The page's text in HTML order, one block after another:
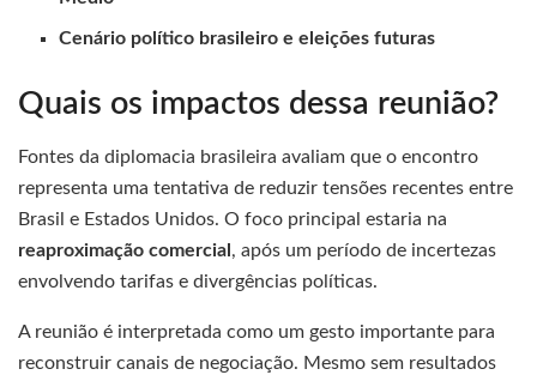
Cenário político brasileiro e eleições futuras
Quais os impactos dessa reunião?
Fontes da diplomacia brasileira avaliam que o encontro
representa uma tentativa de reduzir tensões recentes entre
Brasil e Estados Unidos. O foco principal estaria na
reaproximação comercial , após um período de incertezas
envolvendo tarifas e divergências políticas.
A reunião é interpretada como um gesto importante para
reconstruir canais de negociação. Mesmo sem resultados